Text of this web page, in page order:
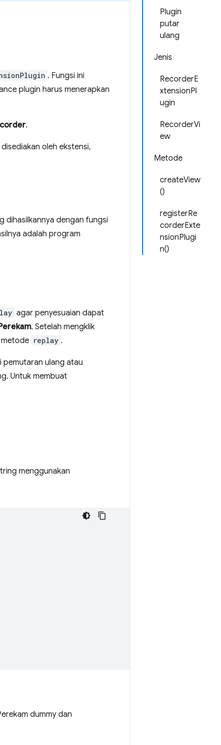
Plugin
putar
ulang
Jenis
RecorderE
xtensionPl
ugin
RecorderVi
ew
Metode
createView
()
registerRe
corderExte
nsionPlugi
n()
. Fungsi ini
plugin harus menerapkan
.
oleh ekstensi,
dihasilkannya dengan fungsi
adalah program
agar penyesuaian dapat
. Setelah mengklik
replay .
pemutaran ulang atau
Untuk membuat
menggunakan
dummy dan